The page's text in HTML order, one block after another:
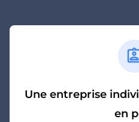
Une entreprise
en